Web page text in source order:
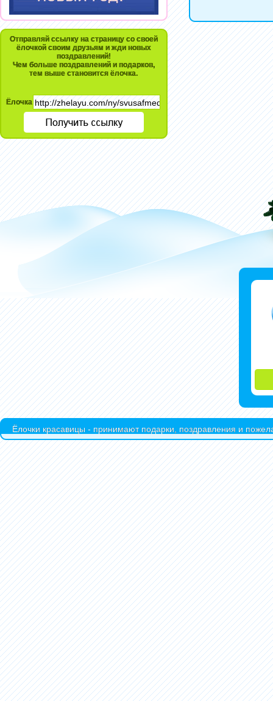
Отправляй ссылку на страницу со своей
ёлочкой своим друзьям и жди новых
поздравлений!
Чем больше поздравлений и подарков,
тем выше становится ёлочка.
Ёлочка
Ёлочки красавицы - принимают подарки, поздравления и